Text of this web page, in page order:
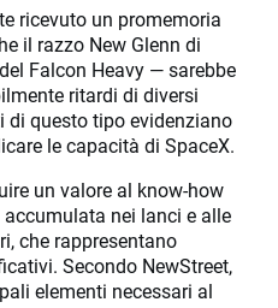
ricevuto un promemoria
il razzo New Glenn di
Falcon Heavy — sarebbe
ritardi di diversi
di questo tipo evidenziano
le capacità di SpaceX.
un valore al know-how
accumulata nei lanci e alle
che rappresentano
Secondo NewStreet,
elementi necessari al